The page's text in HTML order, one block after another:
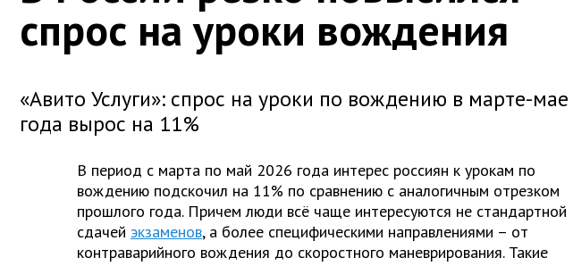
спрос на уроки вождения
«Авито Услуги»: спрос на уроки по вождению в марте-
года вырос на 11%
В период с марта по май 2026 года интерес россиян к урокам по
вождению подскочил на 11% по сравнению с аналогичным отрезком
прошлого года. Причем люди всё чаще интересуются не стандартной
сдачей экзаменов, а более специфическими направлениями – от
контраварийного вождения до скоростного маневрирования. Такие